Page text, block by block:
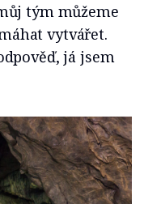
tým můžeme
vytvářet.
já jsem